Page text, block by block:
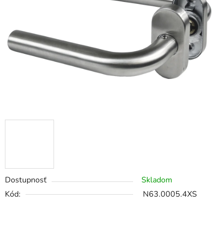
Dostupnosť
Skladom
Kód:
N63.0005.4XS